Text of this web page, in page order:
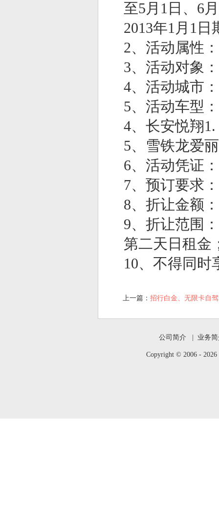
至5月1日、6
2013年1月1
2、活动属性
3、活动对象
4、活动城市
5、活动车型
4、长安悦翔1.
5、雪铁龙爱
6、活动凭证
7、预订要求
8、折让金额
9、折让范围
第二天日租金
10、不得同时
上一篇： 招行白金、无限卡自
公司简介 业务
Copyright © 2006 -